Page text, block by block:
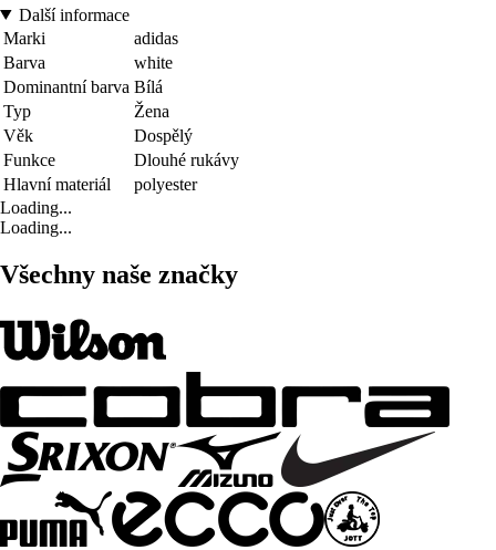
Další informace
Marki
adidas
Barva
white
Dominantní barva Bílá
Typ
Žena
Věk
Dospělý
Funkce
Dlouhé rukávy
Hlavní materiál
polyester
Loading...
Loading...
Všechny naše značky